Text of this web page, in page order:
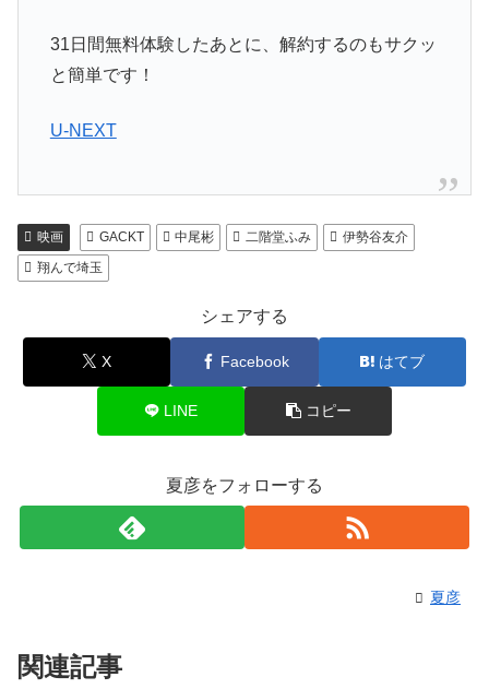
31日間無料体験したあとに、解約するのもサクッ
と簡単です！
U-NEXT
映画 GACKT 中尾彬 二階堂ふみ
伊勢谷友介
翔んで埼玉
シェアする
X Facebook はてブ
LINE コピー
夏彦をフォローする
夏彦
関連記事